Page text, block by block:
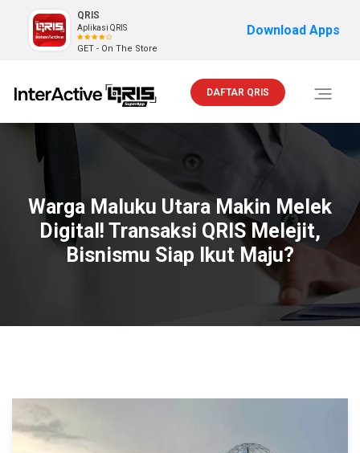
QRIS
Aplikasi QRIS
GET - On The Store
Download Apps
Toggle
DAFTAR QRIS
Warga Maluku Utara Makin Melek
Digital! Transaksi QRIS Melejit,
Bisnismu Siap Ikut Maju?